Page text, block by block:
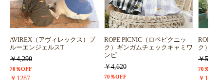
AVIREX（アヴィレックス）ブ
ルーエンジェルスT
￥4,290
70％OFF
￥1287
ROPE PICNIC（ロペピクニッ
ク）ギンガムチェックキャミワ
ンピ
￥4,620
70％OFF
ROPE
ク）
￥
70％
￥